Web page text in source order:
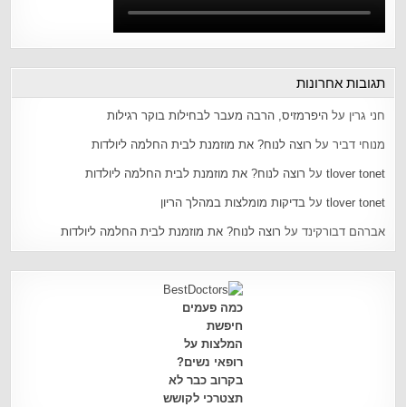
תגובות אחרונות
חני גרין עלהיפרמזיס, הרבה מעבר לבחילות בוקר רגילות
מנוחי דביר על רוצה לנוח? את מוזמנת לבית החלמה ליולדות
tlover tonet על רוצה לנוח? את מוזמנת לבית החלמה ליולדות
tlover tonet על בדיקות מומלצות במהלך הריון
אברהם דבורקינד על רוצה לנוח? את מוזמנת לבית החלמה ליולדות
כמה פעמים
חיפשת
המלצות על
רופאי נשים?
בקרוב כבר לא
תצטרכי לקושש